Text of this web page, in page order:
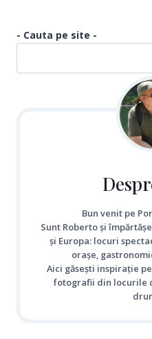
- Cauta pe site -
Bun venit pe
Sunt Roberto și
și Europa: locuri
orașe,
Aici găsești inspirație
fotografii din locurile